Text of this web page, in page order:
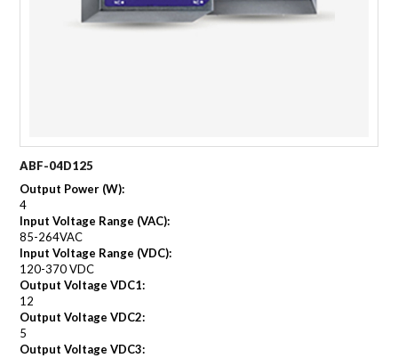
ABF-04D125
Output Power (W):
4
Input Voltage Range (VAC):
85-264VAC
Input Voltage Range (VDC):
120-370 VDC
Output Voltage VDC1:
12
Output Voltage VDC2:
5
Output Voltage VDC3: